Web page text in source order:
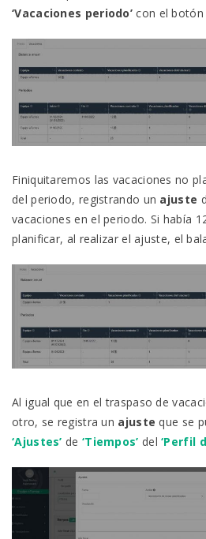
‘Vacaciones periodo’con el
Finiquitaremos las vacaciones no
del periodo, registrando un ajuste
vacaciones en el periodo. Si había
planificar, al realizar el ajuste, el
Al igual que en el traspaso de
otro, se registra un ajuste que se
‘Ajustes’ de ‘Tiempos’ del‘Perfil